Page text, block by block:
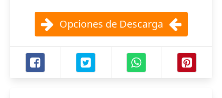
Opciones de Descarga